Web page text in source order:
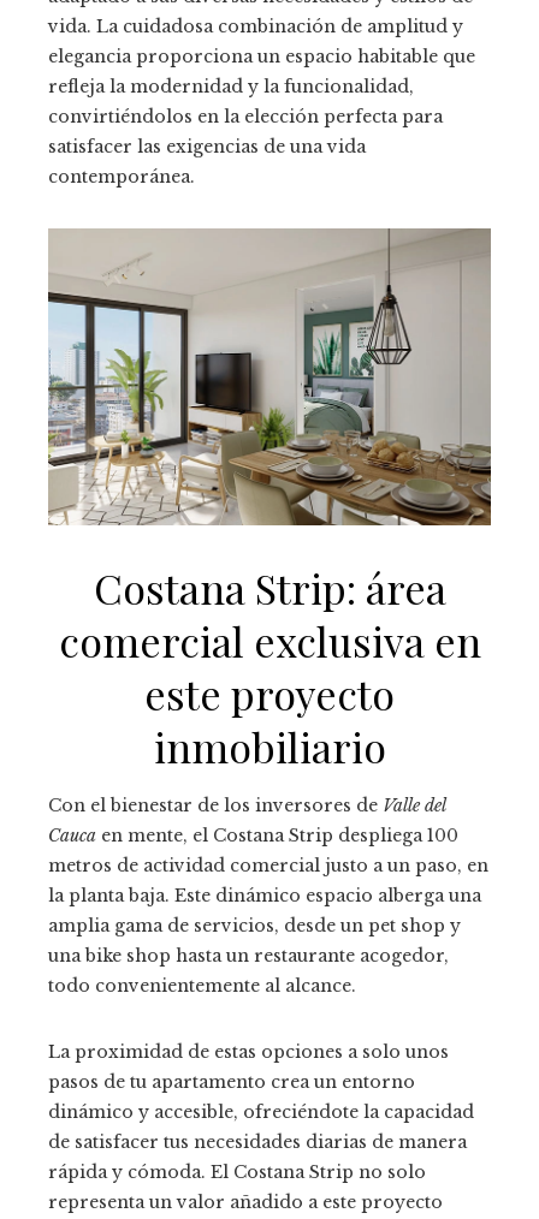
vida. La cuidadosa combinación de amplitud y
elegancia proporciona un espacio habitable que
refleja la modernidad y la funcionalidad,
convirtiéndolos en la elección perfecta para
satisfacer las exigencias de una vida
contemporánea.
Costana Strip: área
comercial exclusiva en
este proyecto
inmobiliario
Con el bienestar de los inversores de Valle del
Cauca en mente, el Costana Strip despliega 100
metros de actividad comercial justo a un paso, en
la planta baja. Este dinámico espacio alberga una
amplia gama de servicios, desde un pet shop y
una bike shop hasta un restaurante acogedor,
todo convenientemente al alcance.
La proximidad de estas opciones a solo unos
pasos de tu apartamento crea un entorno
dinámico y accesible, ofreciéndote la capacidad
de satisfacer tus necesidades diarias de manera
rápida y cómoda. El Costana Strip no solo
representa un valor añadido a este proyecto